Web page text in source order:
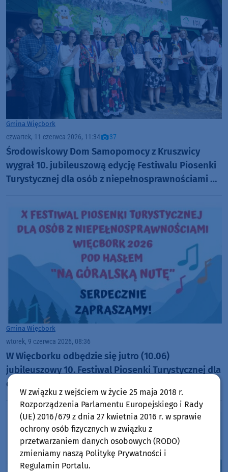
Gmina Więcbork
czwartek, 11 czerwca 2026, 11:34 37
Środowiskowy Dom Samopomocy z Kruszwicy
wygrał 10. jubileuszową edycję Festiwalu Piosenki
Turystycznej dla osób z niepełnosprawnościami w
Gmina Więcbork
wtorek, 9 czerwca 2026, 08:36
W Więcborku odbędzie się jutro (10.06)
jubileuszowy 10. Festiwal Piosenki Turystycznej dla
osób z niepełnosprawnościami
W związku z wejściem w życie 25 maja 2018 r.
Rozporządzenia Parlamentu Europejskiego i Rady
(UE) 2016/679 z dnia 27 kwietnia 2016 r. w sprawie
ochrony osób fizycznych w związku z
przetwarzaniem danych osobowych (RODO)
zmieniamy naszą Politykę Prywatności i
Regulamin Portalu.